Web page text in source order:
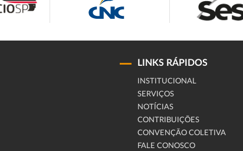
LINKS RÁPIDOS
INSTITUCIONAL
SERVIÇOS
NOTÍCIAS
CONTRIBUIÇÕES
CONVENÇÃO COLETIVA
FALE CONOSCO